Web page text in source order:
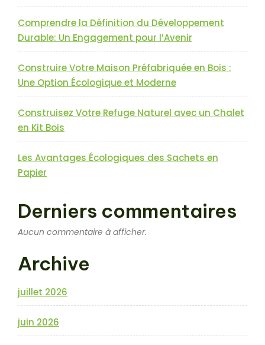
Comprendre la Définition du Développement
Durable: Un Engagement pour l’Avenir
Construire Votre Maison Préfabriquée en Bois :
Une Option Écologique et Moderne
Construisez Votre Refuge Naturel avec un Chalet
en Kit Bois
Les Avantages Écologiques des Sachets en
Papier
Derniers commentaires
Aucun commentaire à afficher.
Archive
juillet 2026
juin 2026